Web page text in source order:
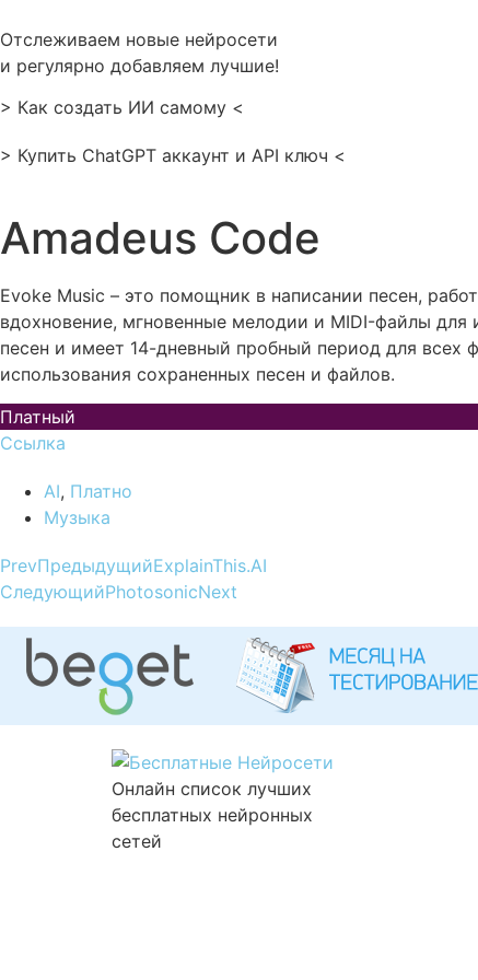
к
содержимому
Отслеживаем новые нейросети
и регулярно добавляем лучшие!
> Как создать ИИ самому <
> Купить ChatGPT аккаунт и API ключ <
Amadeus Code
Evoke Music – это помощник в написании песен,
вдохновение, мгновенные мелодии и MIDI-файлы для
песен и имеет 14-дневный пробный период для
использования сохраненных песен и файлов.
Платный
Ссылка
AI, Платно
Музыка
PrevПредыдущийExplainThis.AI
СледующийPhotosonicNext
Онлайн список лучших
бесплатных нейронных
сетей